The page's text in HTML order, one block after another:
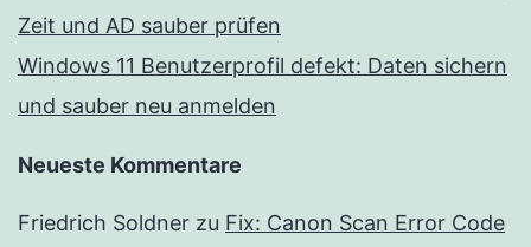
Zeit und AD sauber prüfen
Windows 11 Benutzerprofil defekt: Daten sichern
und sauber neu anmelden
Neueste Kommentare
Friedrich Soldner zu Fix: Canon Scan Error Code